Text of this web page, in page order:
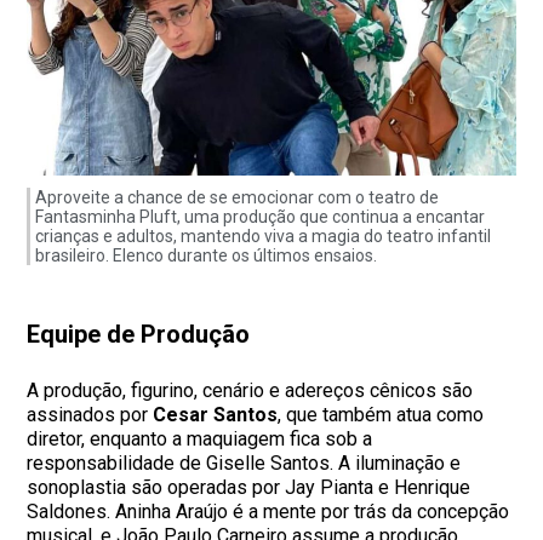
Aproveite a chance de se emocionar com o teatro de
Fantasminha Pluft, uma produção que continua a encantar
crianças e adultos, mantendo viva a magia do teatro infantil
brasileiro. Elenco durante os últimos ensaios.
Equipe de Produção
A produção, figurino, cenário e adereços cênicos são
assinados por Cesar Santos, que também atua como
diretor, enquanto a maquiagem fica sob a
responsabilidade de Giselle Santos. A iluminação e
sonoplastia são operadas por Jay Pianta e Henrique
Saldones. Aninha Araújo é a mente por trás da concepção